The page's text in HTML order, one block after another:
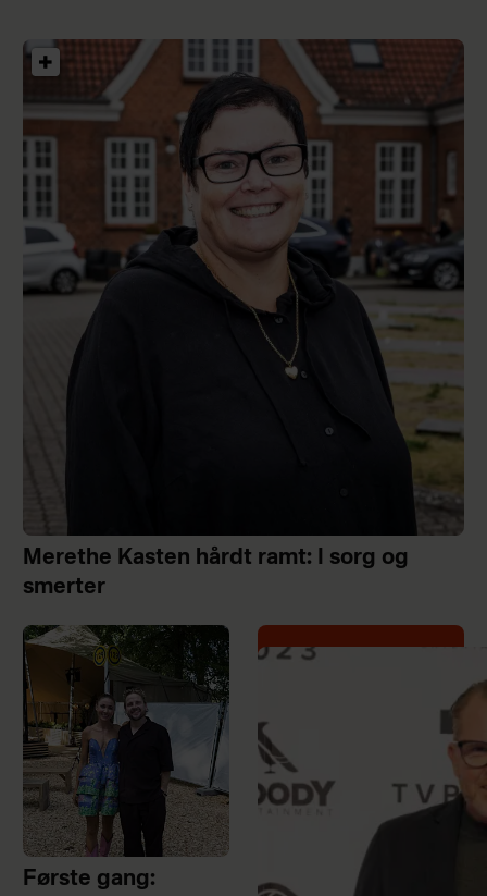
Merethe Kasten hårdt ramt: I sorg og
smerter
Første gang: